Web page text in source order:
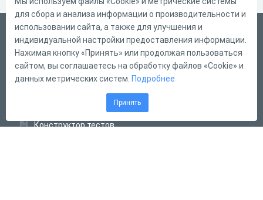
Русский
Справка
Форма обратной связи
Конструктор тестов
для сбора и анализа информации о производительности и
использовании сайта, а также для улучшения и
индивидуальной настройки предоставления информации.
Нажимая кнопку «Принять» или продолжая пользоваться
сайтом, вы соглашаетесь на обработку файлов «Cookie» и
данных метрических систем. Подробнее
Принять